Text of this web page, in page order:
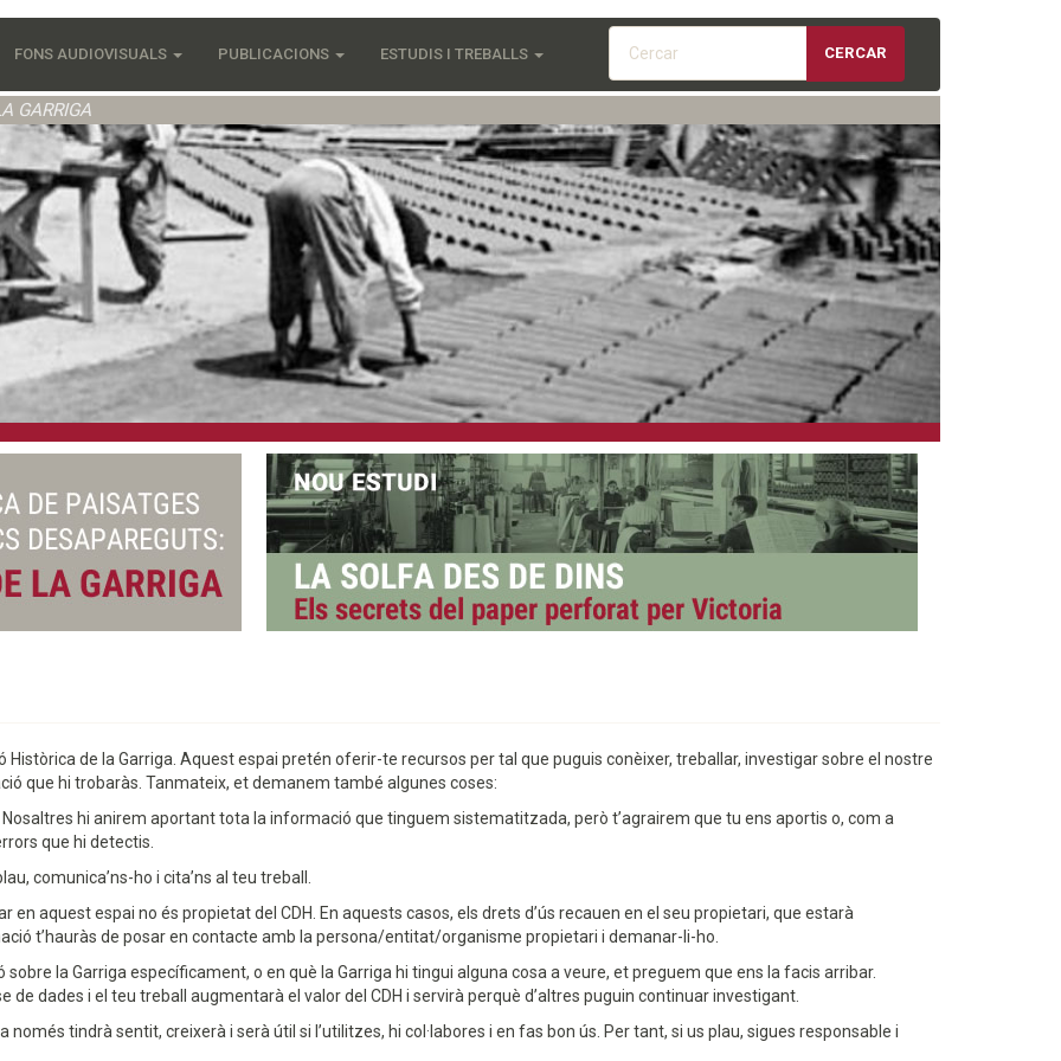
FONS AUDIOVISUALS PUBLICACIONS ESTUDIS I TREBALLS CERCAR
GARRIGA
Històrica de la Garriga. Aquest espai pretén oferir-te recursos per tal que puguis conèixer, treballar, investigar sobre el nostre
que hi trobaràs. Tanmateix, et demanem també algunes coses:
hi anirem aportant tota la informació que tinguem sistematitzada, però t’agrairem que tu ens aportis o, com a
que hi detectis.
comunica’ns-ho i cita’ns al teu treball.
aquest espai no és propietat del CDH. En aquests casos, els drets d’ús recauen en el seu propietari, que estarà
t’hauràs de posar en contacte amb la persona/entitat/organisme propietari i demanar-li-ho.
la Garriga específicament, o en què la Garriga hi tingui alguna cosa a veure, et preguem que ens la facis arribar.
de dades i el teu treball augmentarà el valor del CDH i servirà perquè d’altres puguin continuar investigant.
tindrà sentit, creixerà i serà útil si l’utilitzes, hi col·labores i en fas bon ús. Per tant, si us plau, sigues responsable i